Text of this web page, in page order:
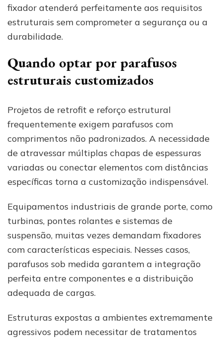
fixador atenderá perfeitamente aos requisitos
estruturais sem comprometer a segurança ou a
durabilidade.
Quando optar por parafusos
estruturais customizados
Projetos de retrofit e reforço estrutural
frequentemente exigem parafusos com
comprimentos não padronizados. A necessidade
de atravessar múltiplas chapas de espessuras
variadas ou conectar elementos com distâncias
específicas torna a customização indispensável.
Equipamentos industriais de grande porte, como
turbinas, pontes rolantes e sistemas de
suspensão, muitas vezes demandam fixadores
com características especiais. Nesses casos,
parafusos sob medida garantem a integração
perfeita entre componentes e a distribuição
adequada de cargas.
Estruturas expostas a ambientes extremamente
agressivos podem necessitar de tratamentos